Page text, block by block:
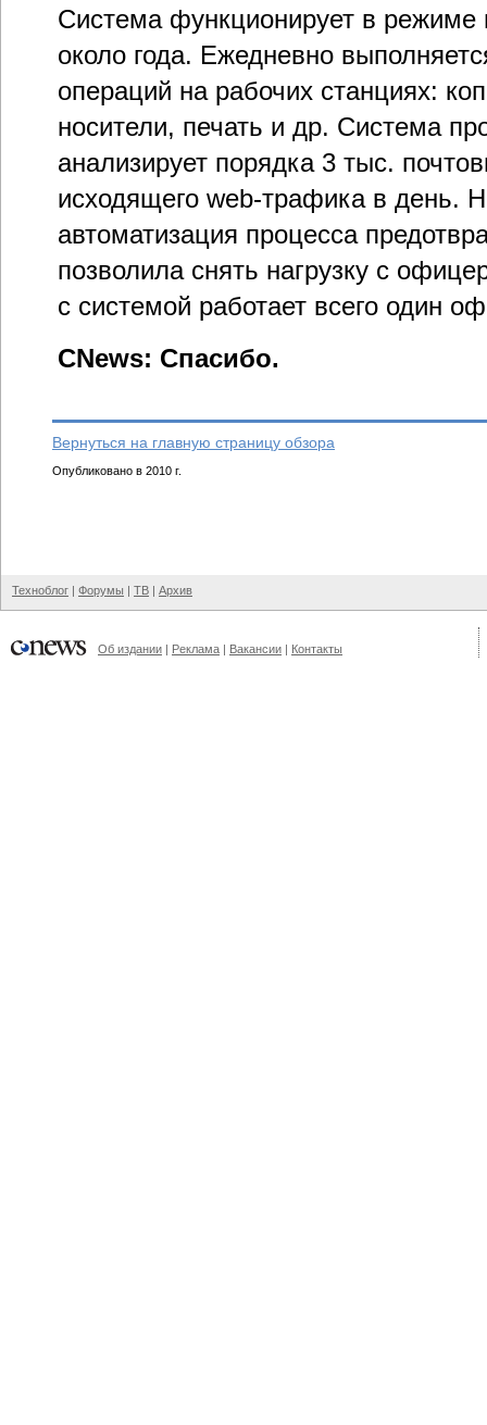
Система функционирует в
около года. Ежедневно
операций на рабочих станциях:
носители, печать и др. Система
анализирует порядка 3 тыс.
исходящего web-трафика в день.
автоматизация процесса
позволила снять нагрузку с
с системой работает всего один
CNews: Спасибо.
Вернуться на главную страницу обзора
Опубликовано в 2010 г.
Техноблог | Форумы | ТВ | Архив
Об издании | Реклама | Вакансии | Контакты